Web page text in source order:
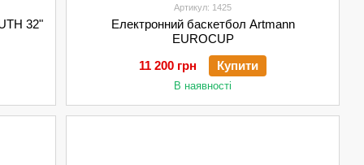
32"
Артикул: 1425
Електронний баскетбол Artmann
EUROCUP
11 200 грн
Купити
В наявності